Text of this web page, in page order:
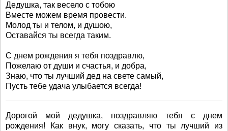
Дедушка, так весело с тобою
Вместе можем время провести.
Молод ты и телом, и душою,
Оставайся ты всегда таким.
С днем рождения я тебя поздравлю,
Пожелаю от души и счастья, и добра,
Знаю, что ты лучший дед на свете самый,
Пусть тебе удача улыбается всегда!
Дорогой мой дедушка, поздравляю тебя с днем
рождения! Как внук, могу сказать, что ты лучший из